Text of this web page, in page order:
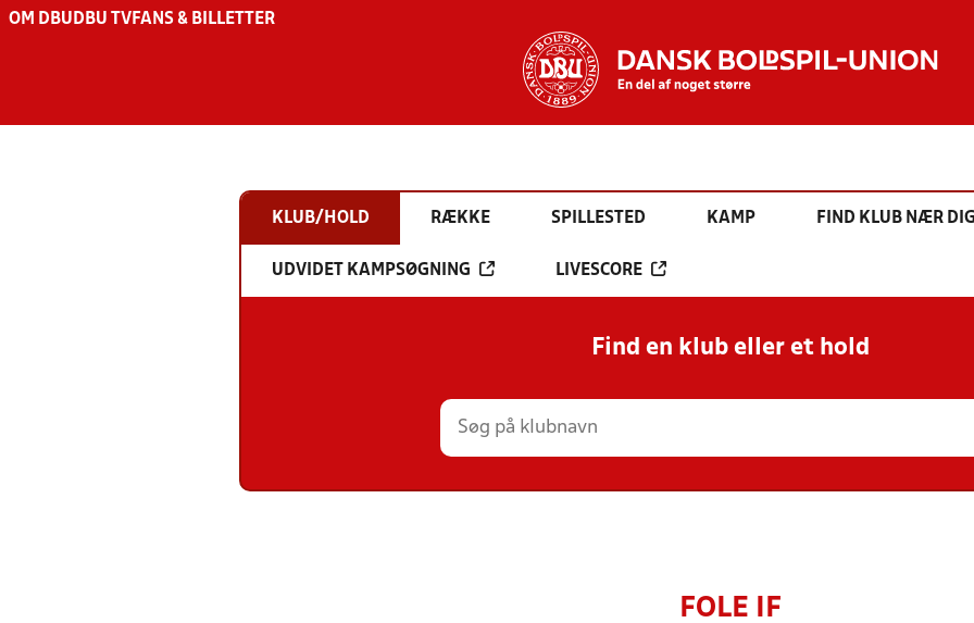
OM DBU DBU TV FANS & BILLETTER
KLUB/HOLD RÆKKE SPILLESTED KAMP FIND KLUB NÆR DIG
UDVIDET KAMPSØGNING LIVESCORE
Find en klub eller et hold
FOLE IF